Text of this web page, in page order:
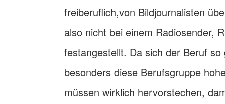
freiberuflich,von Bildjournalisten
also nicht bei einem Radiosender,
festangestellt. Da sich der Beruf
besonders diese Berufsgruppe
müssen wirklich hervorstechen,